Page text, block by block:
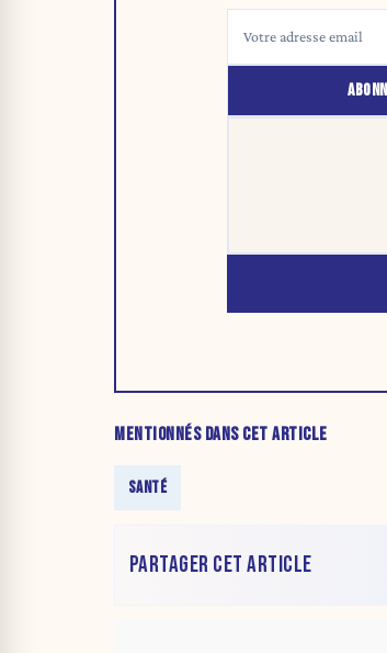
MENTIONNÉS DANS CET ARTICLE
SANTÉ
PARTAGER CET ARTICLE